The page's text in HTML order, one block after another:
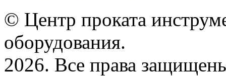
© Центр проката
оборудования.
2026. Все права